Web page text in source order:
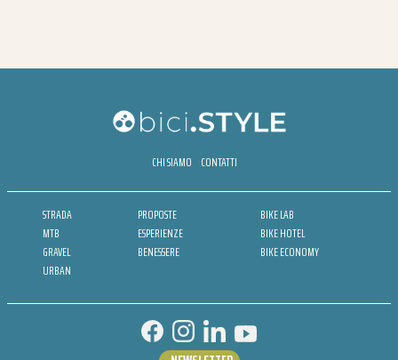
CHI SIAMO CONTATTI
STRADA
MTB
GRAVEL
URBAN
PROPOSTE
ESPERIENZE
BENESSERE
BIKE LAB
BIKE HOTEL
BIKE ECONOMY